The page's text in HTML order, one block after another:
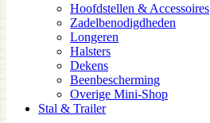
Hoofdstellen & Accessoires
Zadelbenodigdheden
Longeren
Halsters
Dekens
Beenbescherming
Overige Mini-Shop
Stal & Trailer